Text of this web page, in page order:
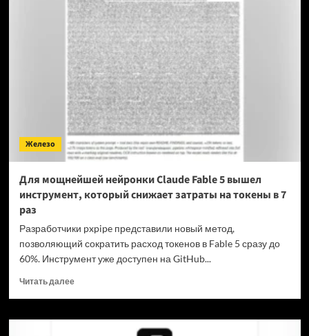
поддержку
OxygenOS
и
Realme
UI
—
OnePlus
и
realme
полностью
переходят
на
Железо
Для мощнейшей нейронки Claude Fable 5 вышел
инструмент, который снижает затраты на токены в 7
раз
Разработчики pxpipe представили новый метод,
позволяющий сократить расход токенов в Fable 5 сразу до
60%. Инструмент уже доступен на GitHub...
Читать далееПрочитать
Для